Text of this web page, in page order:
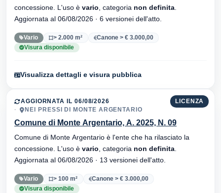
concessione. L'uso è vario , categoria non definita
Aggiornata al 06/08/2026 · 6 versionei dell'atto.
Vario > 2.000 m²
Canone > € 3.000,00
Visura disponibile
Visualizza dettagli e visura pubblica
LICENZA
AGGIORNATA IL 06/08/2026
NEI PRESSI DI MONTE ARGENTARIO
Comune di Monte Argentario, A. 2025, N. 09
Comune di Monte Argentario è l'ente che ha rilasciato la
concessione. L'uso è vario , categoria non definita
Aggiornata al 06/08/2026 · 13 versionei dell'atto.
Vario > 100 m²
Canone > € 3.000,00
Visura disponibile